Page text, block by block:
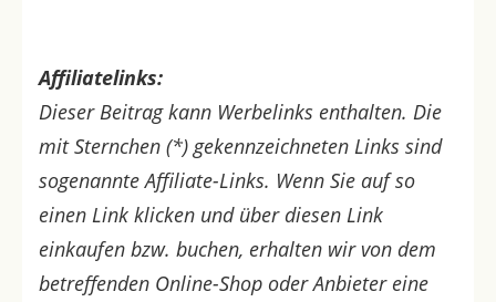
Affiliatelinks:
Dieser Beitrag kann Werbelinks enthalten. Die
mit Sternchen (*) gekennzeichneten Links sind
sogenannte Affiliate-Links. Wenn Sie auf so
einen Link klicken und über diesen Link
einkaufen bzw. buchen, erhalten wir von dem
betreffenden Online-Shop oder Anbieter eine